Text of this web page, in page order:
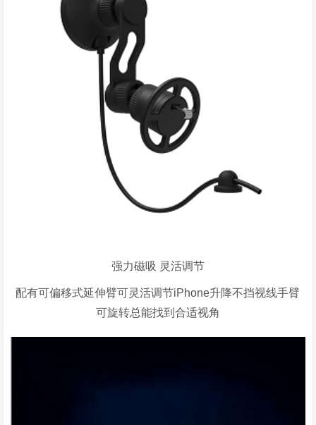
强力磁吸 灵活调节
配有可偏移式延伸臂可灵活调节iPhone升降不挡视线手臂
可旋转总能找到合适视角